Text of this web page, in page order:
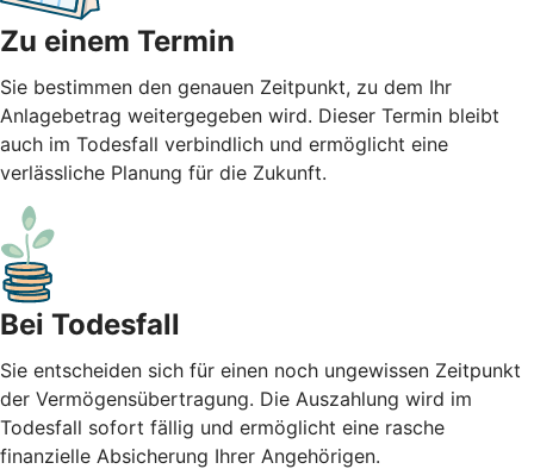
Zu einem Termin
Sie bestimmen den genauen Zeitpunkt, zu dem Ihr
Anlagebetrag weitergegeben wird. Dieser Termin bleibt
auch im Todesfall verbindlich und ermöglicht eine
verlässliche Planung für die Zukunft.
Bei Todesfall
Sie entscheiden sich für einen noch ungewissen Zeitpunkt
der Vermögensübertragung. Die Auszahlung wird im
Todesfall sofort fällig und ermöglicht eine rasche
finanzielle Absicherung Ihrer Angehörigen.